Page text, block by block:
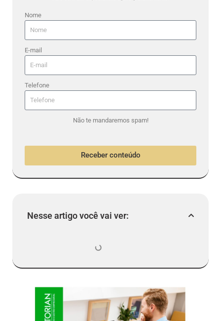
Nome
E-mail
Telefone
Não te mandaremos spam!
Receber conteúdo
Nesse artigo você vai ver: